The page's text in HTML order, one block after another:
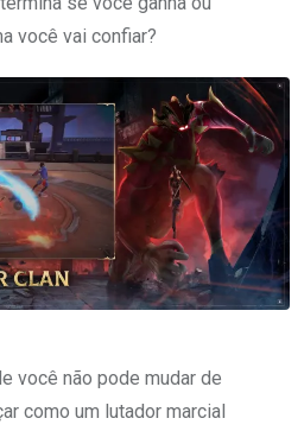
você vai confiar?
você não pode mudar de
como um lutador marcial